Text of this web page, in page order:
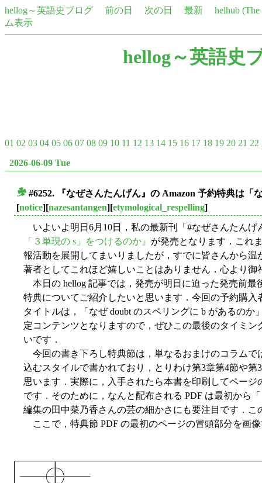
hellog～英語史ブログ 前の日 次の日 最新
helhub
ム表示
hellog～英語史
01 02 03 04 05 06 07 08 09 10 11 12 13 14 15 16 17 18 19 20 21 22
2026-06-09 Tue
#6252. 『なぜさんたんげん』の Amazon 予約特典は「
[notice][nazesantangen][etymological_respelling]
いよいよ明日6月10日，私の最新刊「#なぜさんたんげ
「３単現の s」をつけるのか』 が発売となります．これ
報活動を展開してまいりましたが，すでに皆さんから
著者としてこれほど嬉しいことはありません．心より御
本日の hellog 記事では，発売が明日に迫った発売前最
特典についてご紹介したいと思います．今回の予約購
タイトルは，「なぜ doubt のスペリングに b があるの
定コンテンツとなりますので，ぜひこの最後のタイミン
いです．
今回の書き下ろし特典節は，単なるおまけのコラムで
込むスタイルで書かれており，とりわけ第3章第4節や
思います．実際に，入手されたら本書を印刷してペー
です．そのために，なんと配布される PDF は最初から
編集の田中菜乃香さんの芸の細かさにも要注目です．
ここで，特典節 PDF の最初のページの冒頭部分を画